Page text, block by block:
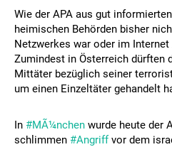
Wie der APA aus gut
heimischen Behörden bisher
Netzwerkes war oder im
Zumindest in Österreich dürften
Mittäter bezüglich seiner
um einen Einzeltäter gehandelt
In #MÃ¼nchen wurde heute der
schlimmen #Angriffvor dem